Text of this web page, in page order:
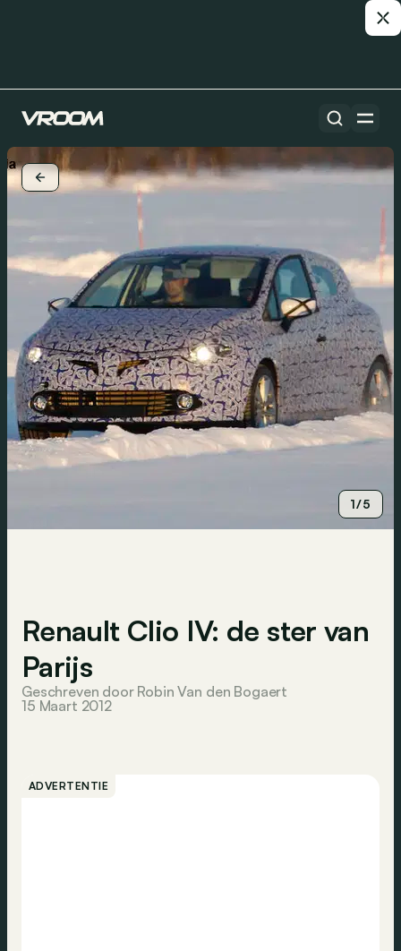
1/5
Renault Clio IV: de ster van
Parijs
Geschreven door Robin Van den Bogaert
15 Maart 2012
ADVERTENTIE